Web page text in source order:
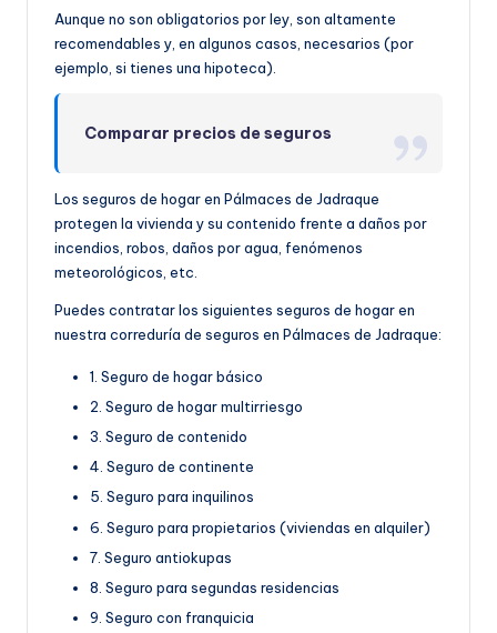
Aunque no son obligatorios por ley, son altamente
recomendables y, en algunos casos, necesarios (por
ejemplo, si tienes una hipoteca).
Comparar precios de seguros
Los seguros de hogar en Pálmaces de Jadraque
protegen la vivienda y su contenido frente a daños por
incendios, robos, daños por agua, fenómenos
meteorológicos, etc.
Puedes contratar los siguientes seguros de hogar en
nuestra correduría de seguros en Pálmaces de Jadraque:
1. Seguro de hogar básico
2. Seguro de hogar multirriesgo
3. Seguro de contenido
4. Seguro de continente
5. Seguro para inquilinos
6. Seguro para propietarios (viviendas en alquiler)
7. Seguro antiokupas
8. Seguro para segundas residencias
9. Seguro con franquicia